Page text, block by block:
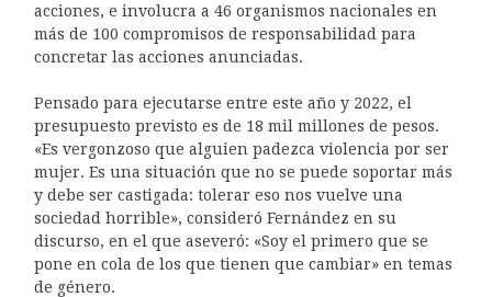
acciones, e involucra a 46 organismos nacionales en
más de 100 compromisos de responsabilidad para
concretar las acciones anunciadas.
Pensado para ejecutarse entre este año y 2022, el
presupuesto previsto es de 18 mil millones de pesos.
«Es vergonzoso que alguien padezca violencia por ser
mujer. Es una situación que no se puede soportar más
y debe ser castigada: tolerar eso nos vuelve una
sociedad horrible», consideró Fernández en su
discurso, en el que aseveró: «Soy el primero que se
pone en cola de los que tienen que cambiar» en temas
de género.